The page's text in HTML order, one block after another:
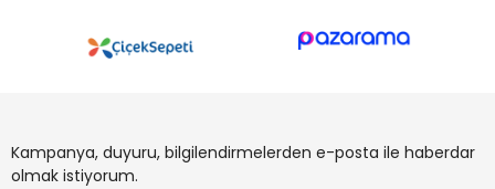
Kampanya, duyuru, bilgilendirmelerden e-posta ile haberdar
olmak istiyorum.